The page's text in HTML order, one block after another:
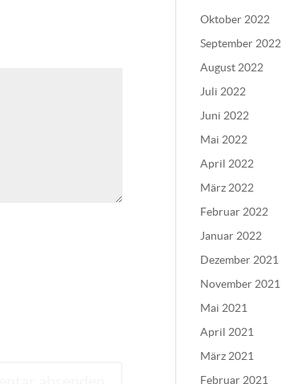
Oktober 2022
September 2022
August 2022
Juli 2022
Juni 2022
Mai 2022
April 2022
März 2022
Februar 2022
Januar 2022
Dezember 2021
November 2021
Mai 2021
April 2021
März 2021
Februar 2021